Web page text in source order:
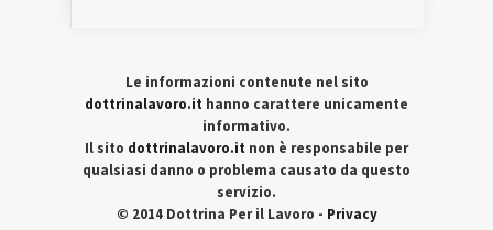
Le informazioni contenute nel sito
dottrinalavoro.it hanno carattere unicamente
informativo.
Il sito dottrinalavoro.it non è responsabile per
qualsiasi danno o problema causato da questo
servizio.
© 2014 Dottrina Per il Lavoro - Privacy